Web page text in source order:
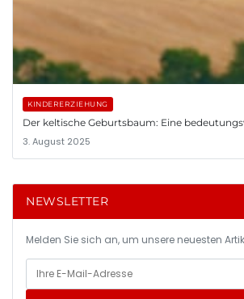
KINDERERZIEHUNG
Der keltische Geburtsbaum: Eine
3. August 2025
NEWSLETTER
Melden Sie sich an, um unsere neuesten